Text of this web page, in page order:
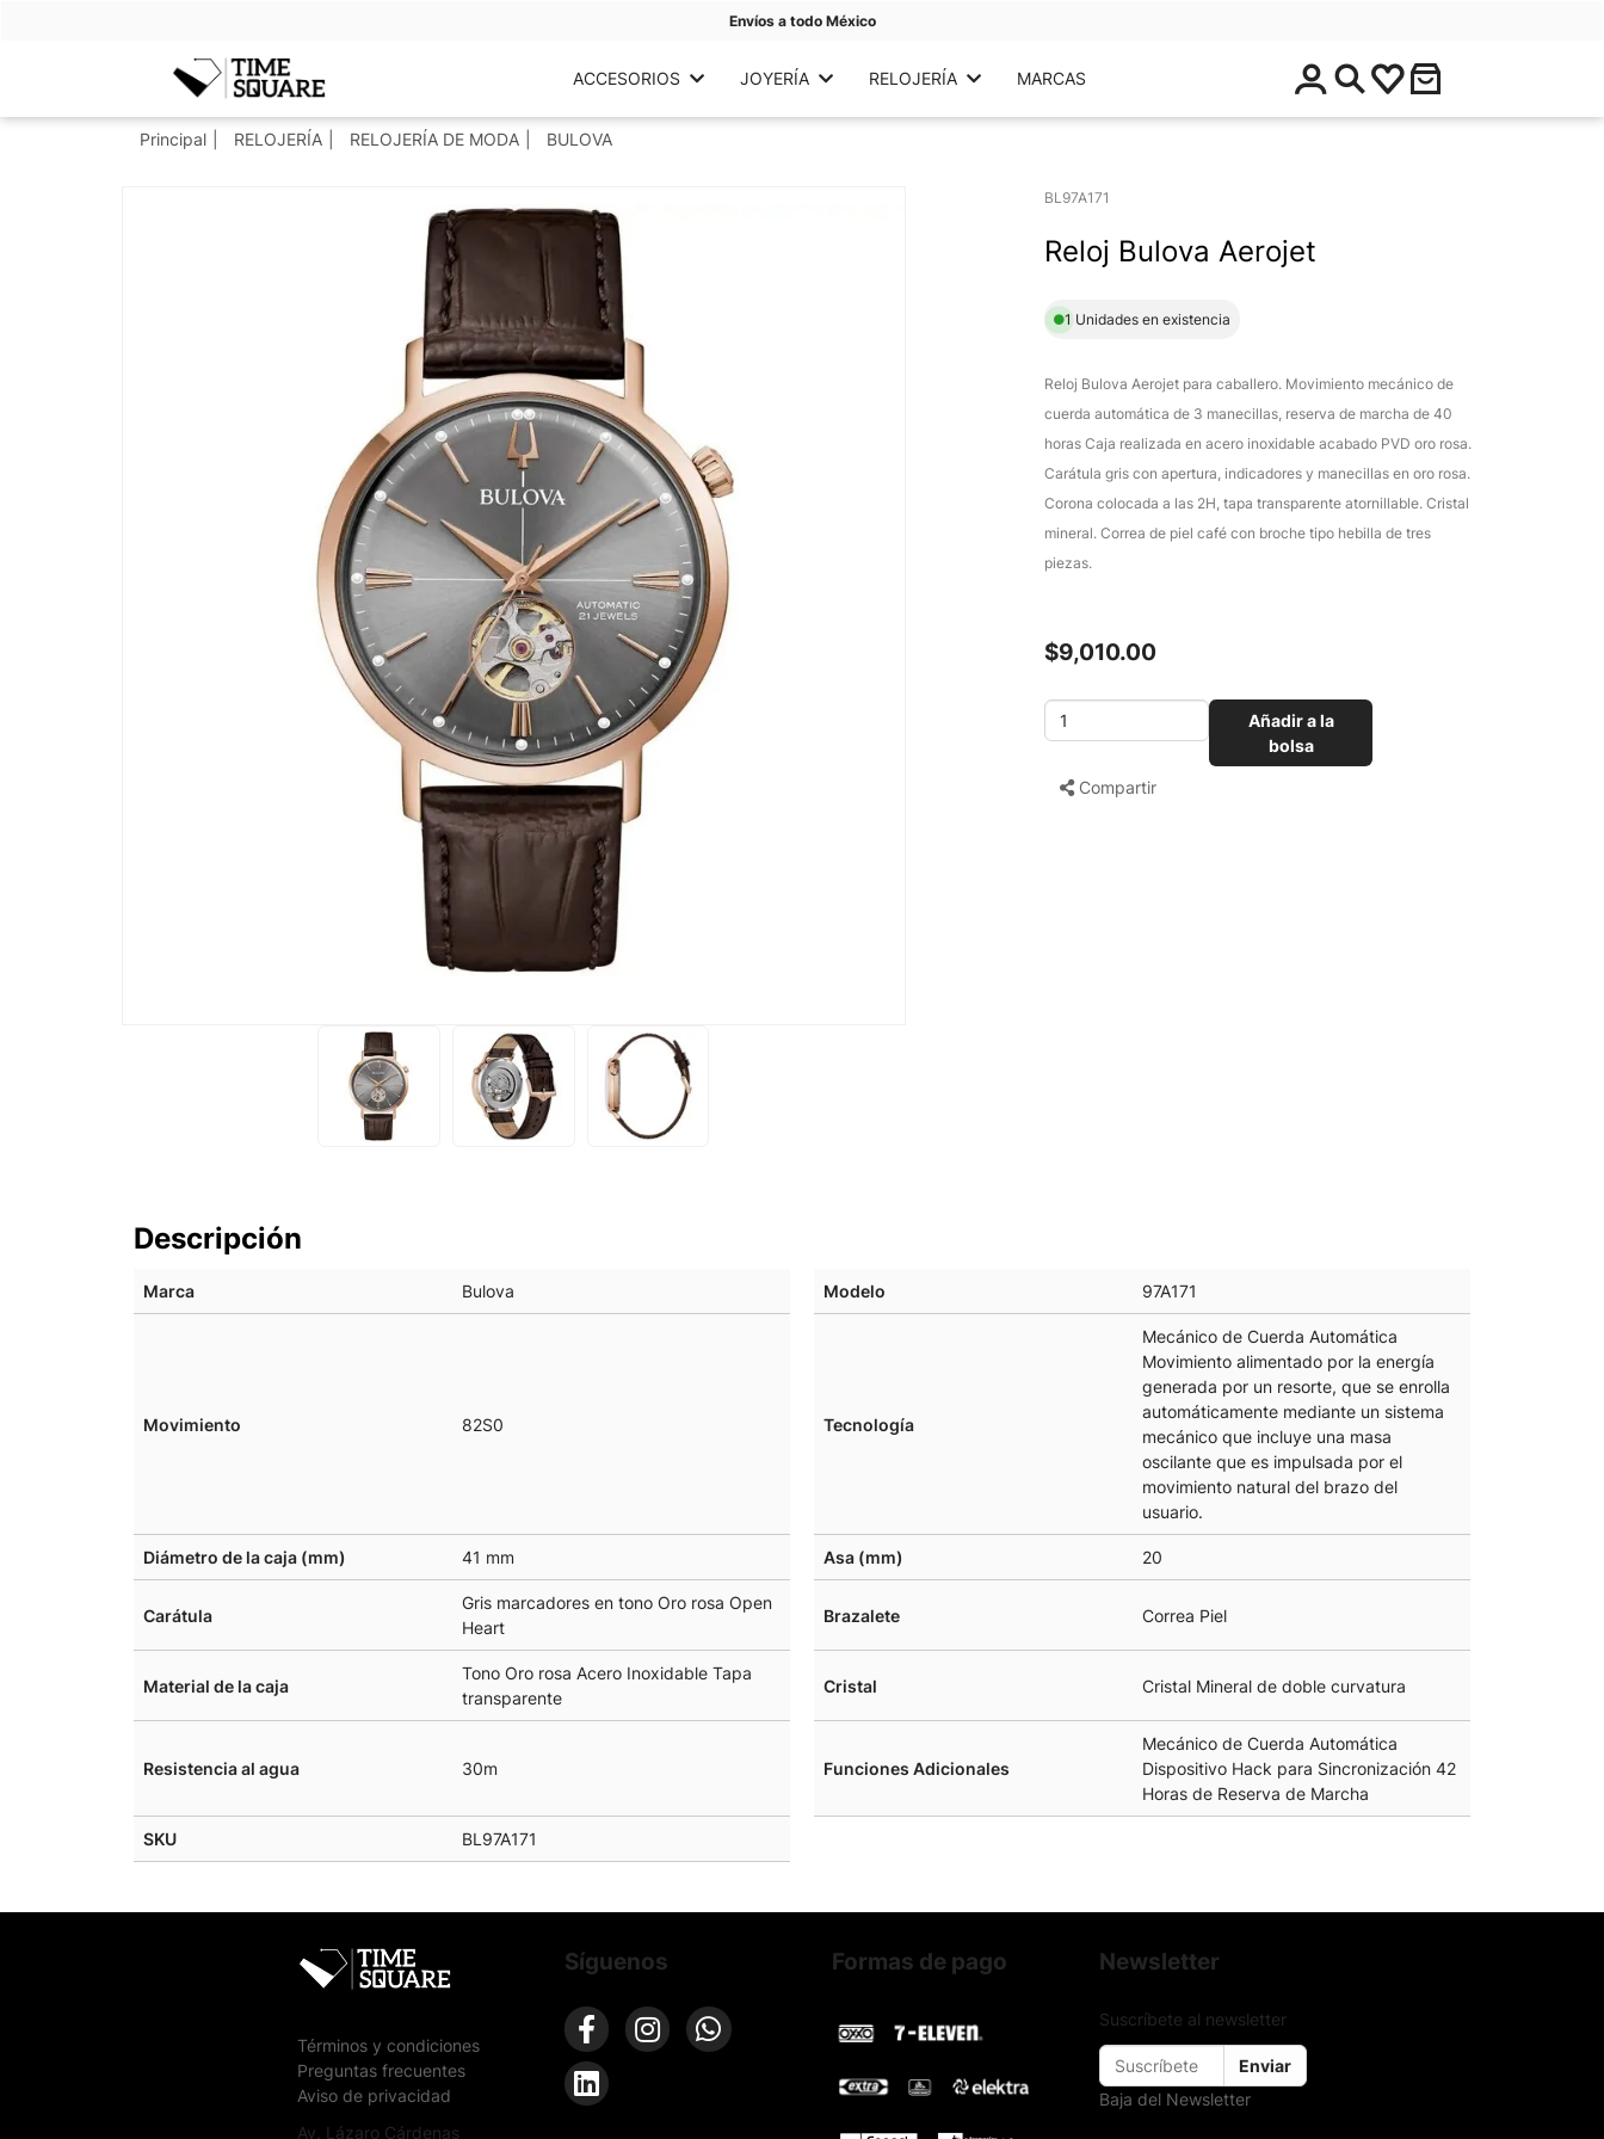
Envíos a todo México
Timesquare ACCESORIOS JOYERÍA RELOJERÍA MARCAS
$
0
.
Principal RELOJERÍA RELOJERÍA DE MODA BULOVA
BL97A171
Reloj Bulova Aerojet
1 Unidades en existencia
Reloj Bulova Aerojet para caballero. Movimiento mecánico de
cuerda automática de 3 manecillas, reserva de marcha de 40
horas Caja realizada en acero inoxidable acabado PVD oro rosa.
Carátula gris con apertura, indicadores y manecillas en oro rosa.
Corona colocada a las 2H, tapa transparente atornillable. Cristal
mineral. Correa de piel café con broche tipo hebilla de tres
piezas.
$9,010.00
Añadir a la
bolsa
Compartir
Descripción
Marca Bulova Modelo 97A171
Movimiento 82S0 Tecnología
Mecánico de Cuerda Automática
Movimiento alimentado por la energía
generada por un resorte, que se enrolla
automáticamente mediante un sistema
mecánico que incluye una masa
oscilante que es impulsada por el
movimiento natural del brazo del
usuario.
Diámetro de la caja (mm) 41 mm Asa (mm) 20
Carátula
Gris marcadores en tono Oro rosa Open
Heart
Brazalete Correa Piel
Material de la caja
Tono Oro rosa Acero Inoxidable Tapa
transparente
Cristal Cristal Mineral de doble curvatura
Resistencia al agua 30m Funciones Adicionales
Mecánico de Cuerda Automática
Dispositivo Hack para Sincronización 42
Horas de Reserva de Marcha
SKU BL97A171
Términos y condiciones
Preguntas frecuentes
Aviso de privacidad
Av. Lázaro Cárdenas
Síguenos Formas de pago Newsletter
Suscríbete al newsletter
Enviar
Baja del Newsletter